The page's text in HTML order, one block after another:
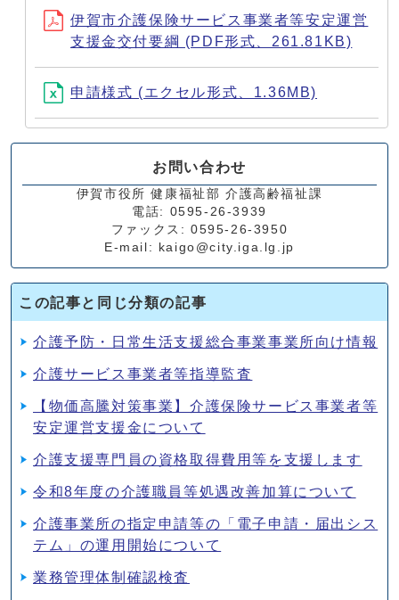
伊賀市介護保険サービス事業者等安定運営
支援金交付要綱 (PDF形式、261.81KB)
申請様式 (エクセル形式、1.36MB)
お問い合わせ
伊賀市役所 健康福祉部 介護高齢福祉課
電話: 0595-26-3939
ファックス: 0595-26-3950
E-mail: kaigo@city.iga.lg.jp
この記事と同じ分類の記事
介護予防・日常生活支援総合事業事業所向け情報
介護サービス事業者等指導監査
【物価高騰対策事業】介護保険サービス事業者等
安定運営支援金について
介護支援専門員の資格取得費用等を支援します
令和8年度の介護職員等処遇改善加算について
介護事業所の指定申請等の「電子申請・届出シス
テム」の運用開始について
業務管理体制確認検査